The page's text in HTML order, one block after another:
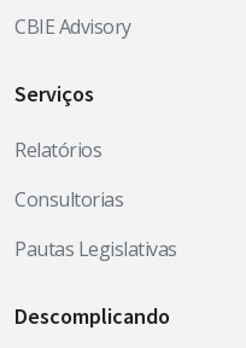
CBIE Advisory
Serviços
Relatórios
Consultorias
Pautas Legislativas
Descomplicando